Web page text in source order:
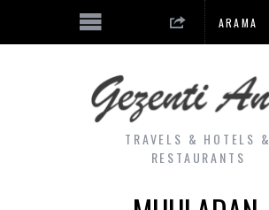
TRAVELS & HOTELS &
RESTAURANTS